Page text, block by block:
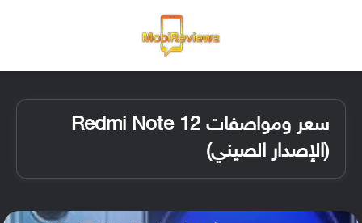
سعر ومواصفات Redmi Note 12
(الإصدار الصيني)